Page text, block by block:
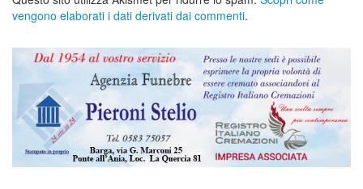
vengono elaborati i dati derivati dai commenti.